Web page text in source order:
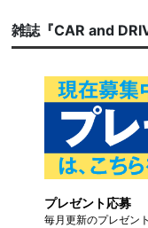
雑誌『CAR and
プレゼント応募
毎月更新のプレゼン